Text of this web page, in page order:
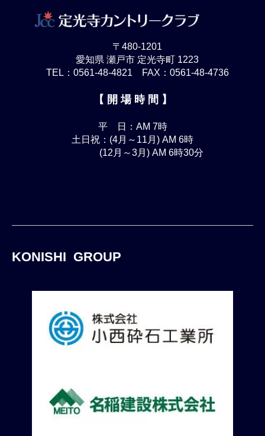
〒480-1201
愛知県 瀬戸市 定光寺町 1223
TEL：0561-48-4821 FAX：0561-48-4736
【 開 場 時 間 】
平 日：AM 7時
土日祝：(4月～11月) AM 6時
(12月～3月) AM 6時30分
KONISHI GROUP